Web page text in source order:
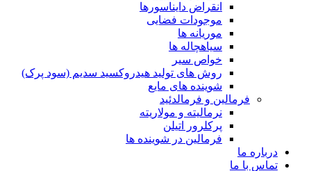
انقراض دایناسورها
موجودات فضایی
موریانه ها
سیاهچاله ها
خواص سیر
روش های تولید هیدروکسید سدیم (سود پرک)
شوینده های مایع
فرمالین و فرمالدئید
نرمالیته و مولاریته
پرکلرور اتیلن
فرمالین در شوینده ها
درباره ما
تماس با ما